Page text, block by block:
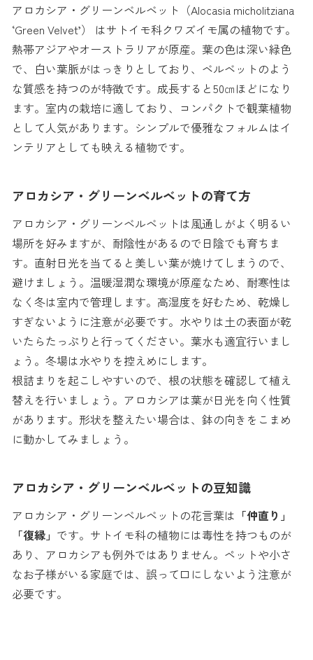
アロカシア・グリーンベルベット（Alocasia micholitziana
‘Green Velvet’） はサトイモ科クワズイモ属の植物です。
熱帯アジアやオーストラリアが原産。葉の色は深い緑色
で、白い葉脈がはっきりとしており、ベルベットのよう
な質感を持つのが特徴です。成長すると50㎝ほどになり
ます。室内の栽培に適しており、コンパクトで観葉植物
として人気があります。シンプルで優雅なフォルムはイ
ンテリアとしても映える植物です。
アロカシア・グリーンベルベットの育て方
アロカシア・グリーンベルベットは風通しがよく明るい
場所を好みますが、耐陰性があるので日陰でも育ちま
す。直射日光を当てると美しい葉が焼けてしまうので、
避けましょう。温暖湿潤な環境が原産なため、耐寒性は
なく冬は室内で管理します。高湿度を好むため、乾燥し
すぎないように注意が必要です。水やりは土の表面が乾
いたらたっぷりと行ってください。葉水も適宜行いまし
ょう。冬場は水やりを控えめにします。
根詰まりを起こしやすいので、根の状態を確認して植え
替えを行いましょう。アロカシアは葉が日光を向く性質
があります。形状を整えたい場合は、鉢の向きをこまめ
に動かしてみましょう。
アロカシア・グリーンベルベットの豆知識
アロカシア・グリーンベルベットの花言葉は 「仲直り」
「復縁」 です。サトイモ科の植物には毒性を持つものが
あり、アロカシアも例外ではありません。ペットや小さ
なお子様がいる家庭では、誤って口にしないよう注意が
必要です。